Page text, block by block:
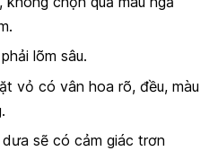
lõm sâu.
vỏ có vân hoa rõ, đều, màu
sẽ có cảm giác trơn